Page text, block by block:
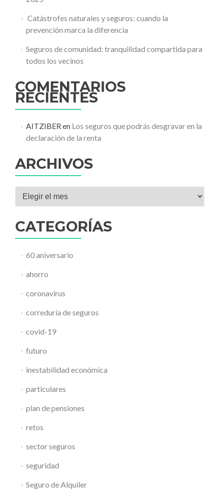
️ Catástrofes naturales y seguros: cuando la
prevención marca la diferencia
Seguros de comunidad: tranquilidad compartida para
todos los vecinos
COMENTARIOS
RECIENTES
AITZIBERen Los seguros que podrás desgravar en la
declaración de la renta
ARCHIVOS
Archivos
CATEGORÍAS
60 aniversario
ahorro
coronavirus
correduría de seguros
covid-19
futuro
inestabilidad económica
particulares
plan de pensiones
retos
sector seguros
seguridad
Seguro de Alquiler